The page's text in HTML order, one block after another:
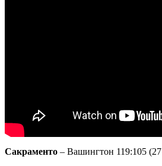
Сакраменто – Вашингтон 119:105